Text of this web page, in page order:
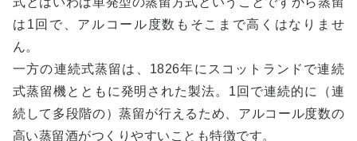
は1回で、アルコール度数もそこまで高くはなりませ
ん。
一方の連続式蒸留は、1826年にスコットランドで連続
式蒸留機とともに発明された製法。1回で連続的に（連
続して多段階の）蒸留が行えるため、アルコール度数の
高い蒸留酒がつくりやすいことも特徴です。